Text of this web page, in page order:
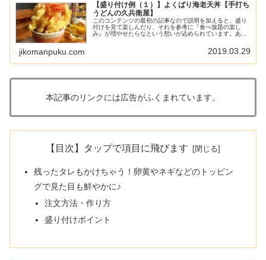
【盛り付け例（１）】よくばり海老天丼【手打ち
うどんの久兵衛屋】
このコンテンツの最初の記事なので説明を加えると、盛り
付けを見て楽しんだり、それを参考に『食べ放題の楽し
み』が増やせたらなという想いが込められています。ある
jikomanpuku.com 2019.03.29
本記事のリンクには広告がふくまれています。
【目次】タップで項目に飛びます
残ったタレもかけちゃう！卵黄やネギなどのトッピン
グで見た目も鮮やかに♪
注文方法・作り方
盛り付けポイント